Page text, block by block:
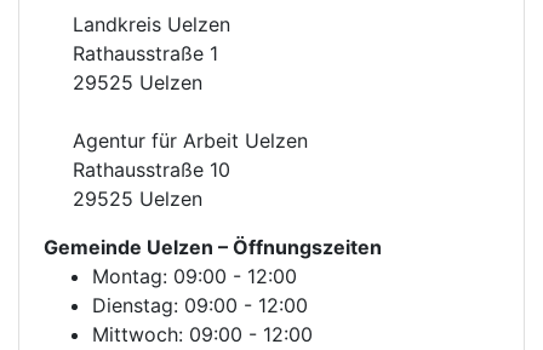
Landkreis Uelzen
Rathausstraße 1
29525 Uelzen
Agentur für Arbeit Uelzen
Rathausstraße 10
29525 Uelzen
Gemeinde Uelzen – Öffnungszeiten
Montag: 09:00 - 12:00
Dienstag: 09:00 - 12:00
Mittwoch: 09:00 - 12:00